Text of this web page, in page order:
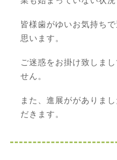
皆様歯がゆいお気持ち
思います。
ご迷惑をお掛け致しま
せん。
また、進展ががありま
だきます。